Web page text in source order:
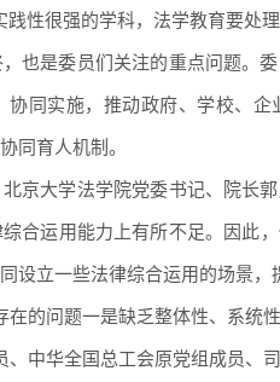
性很强的学科，法学教育要处
也是委员们关注的重点问题。
协同实施，推动政府、学校、
同育人机制。
京大学法学院党委书记、院长
合运用能力上有所不足。因此
设立一些法律综合运用的场景，
在的问题一是缺乏整体性、系统
中华全国总工会原党组成员、